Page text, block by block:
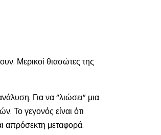
Μερικοί θιασώτες της
Για να “λιώσει” μια
Το γεγονός είναι ότι
απρόσεκτη μεταφορά.